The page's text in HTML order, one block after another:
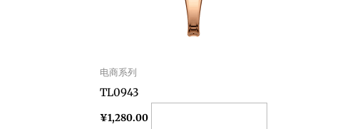
电商系列
TL0943
¥1,280.00